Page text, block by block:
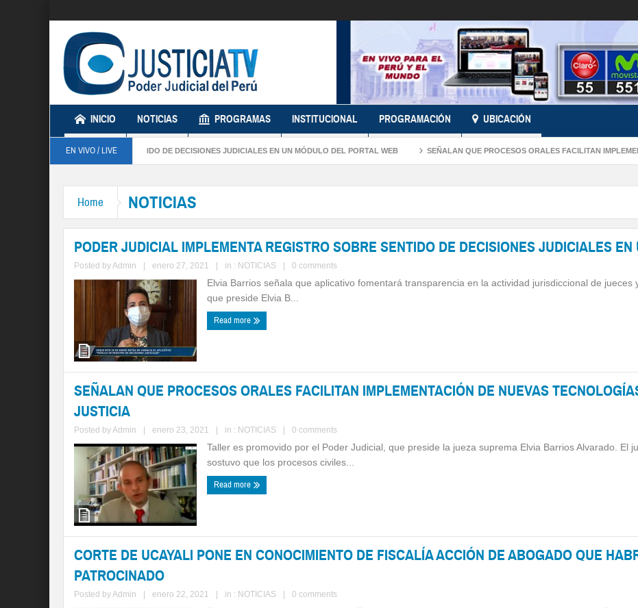
INICIO NOTICIAS PROGRAMAS INSTITUCIONAL PROGRAMACIÓN UBICACIÓN
EN VIVO / LIVE
REGISTRO SOBRE SENTIDO DE DECISIONES JUDICIALES EN UN MÓDULO DEL PORTAL WEB SEÑALAN QUE PROCESOS ORALES FACILITAN
Home NOTICIAS
PODER JUDICIAL IMPLEMENTA REGISTRO SOBRE SENTIDO DE DECISIONES JUDICIALES
Posted byAdmin enero 27, 2021 in : NOTICIAS 0 comments
Elvia Barrios señala que aplicativo fomentará transparencia en la actividad jurisdiccional de jueces
que preside Elvia B...
Read more
SEÑALAN QUE PROCESOS ORALES FACILITAN IMPLEMENTACIÓN DE NUEVAS
JUSTICIA
Posted byAdmin enero 23, 2021 in : NOTICIAS 0 comments
Taller es promovido por el Poder Judicial, que preside la jueza suprema Elvia Barrios Alvarado. El
sostuvo que los procesos civiles...
Read more
CORTE DE UCAYALI PONE EN CONOCIMIENTO DE FISCALÍA ACCIÓN DE ABOGADO QUE
PATROCINADO
Posted byAdmin enero 22, 2021 in : NOTICIAS 0 comments